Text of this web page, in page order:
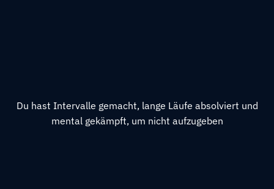
Du hast Intervalle gemacht, lange Läufe absolviert und
mental gekämpft, um nicht aufzugeben